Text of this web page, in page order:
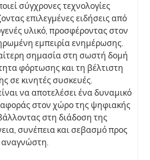
σύγχρονες τεχνολογίες
επιλεγμένες ειδήσεις από
υλικό, προσφέροντας στον
εμπειρία ενημέρωσης.
σημασία στη σωστή δομή
φόρτωσης και τη βέλτιστη
σε κινητές συσκευές.
να αποτελέσει ένα δυναμικό
στον χώρο της ψηφιακής
στη διάδοση της
συνέπεια και σεβασμό προς
αναγνώστη.